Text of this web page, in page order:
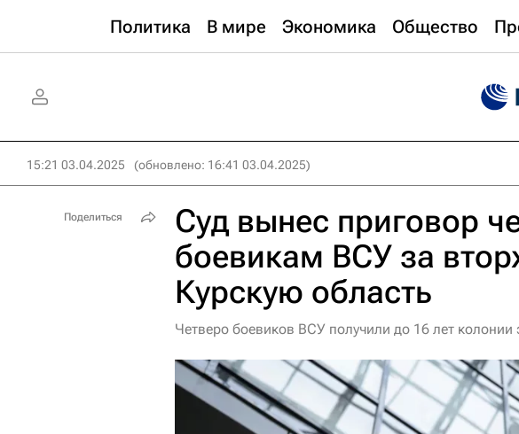
Политика В мире Экономика Общество
15:21 03.04.2025 (обновлено: 16:41 03.04.2025)
Суд вынес приговор
боевикам ВСУ за
Курскую область
Четверо боевиков ВСУ получили до 16 лет колонии
Поделиться